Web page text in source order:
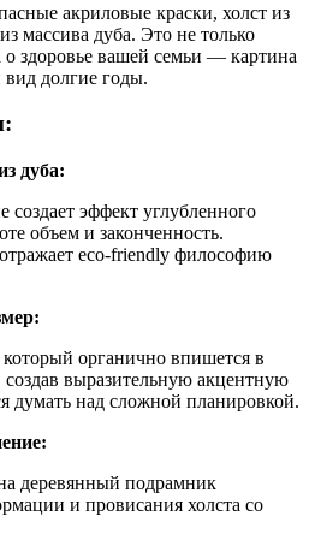
акриловые краски, холст из
массива дуба. Это не только
о здоровье вашей семьи — картина
вид долгие годы.
дуба:
создает эффект углубленного
объем и законченность.
eco-friendly философию
органично впишется в
создав выразительную акцентную
думать над сложной планировкой.
деревянный подрамник
и провисания холста со